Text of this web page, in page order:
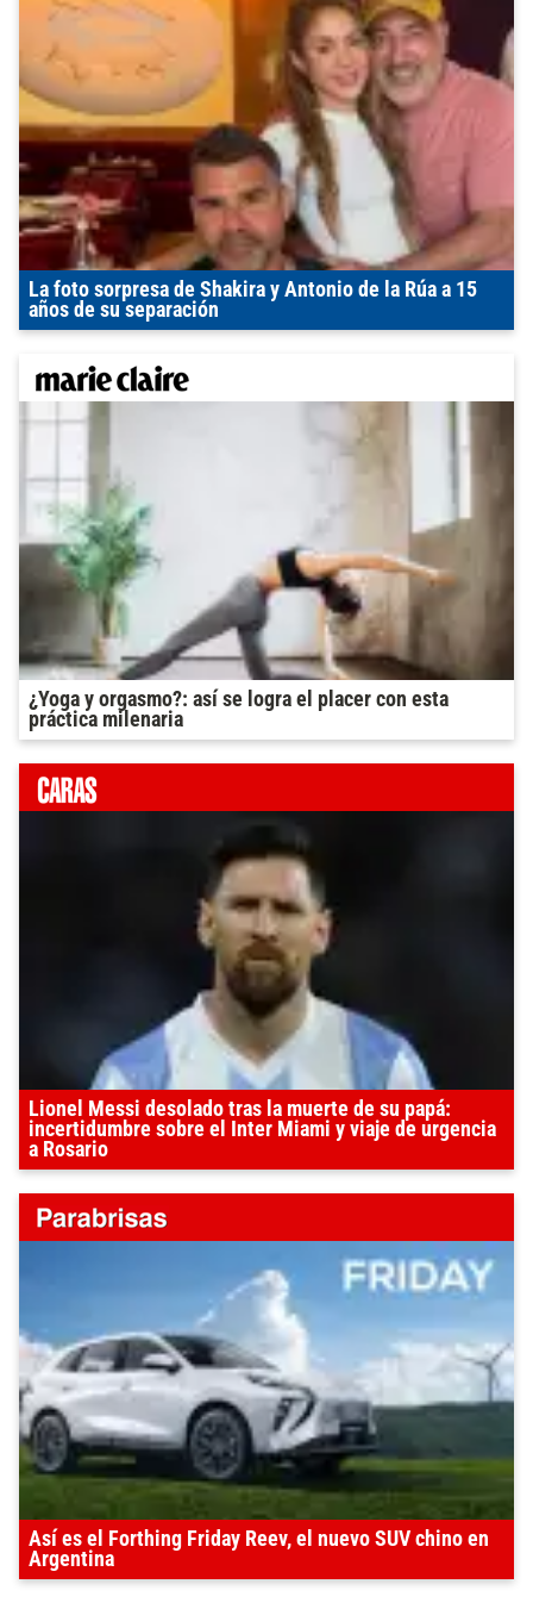
La foto sorpresa de Shakira y Antonio de la Rúa a 15
años de su separación
¿Yoga y orgasmo?: así se logra el placer con esta
práctica milenaria
Lionel Messi desolado tras la muerte de su papá:
incertidumbre sobre el Inter Miami y viaje de urgencia
a Rosario
Así es el Forthing Friday Reev, el nuevo SUV chino en
Argentina